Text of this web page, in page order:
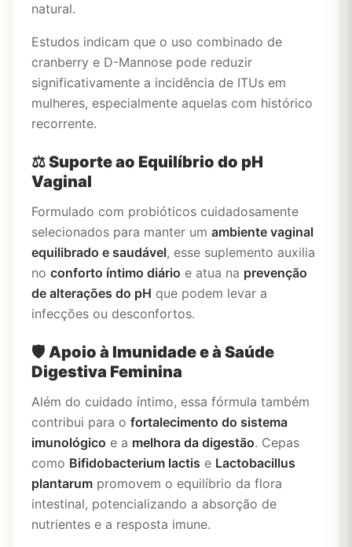
natural.
Estudos indicam que o uso combinado de
cranberry e D-Mannose pode reduzir
significativamente a incidência de ITUs em
mulheres, especialmente aquelas com histórico
recorrente.
⚖️Suporte ao Equilíbrio do pH
Vaginal
Formulado com probióticos cuidadosamente
selecionados para manter um ambiente vaginal
equilibrado e saudável, esse suplemento auxilia
no conforto íntimo diário e atua na prevenção
de alterações do pH que podem levar a
infecções ou desconfortos.
🛡️ Apoio à Imunidade e à Saúde
Digestiva Feminina
Além do cuidado íntimo, essa fórmula também
contribui para o fortalecimento do sistema
imunológico e a melhora da digestão. Cepas
como Bifidobacterium lactis e Lactobacillus
plantarum promovem o equilíbrio da flora
intestinal, potencializando a absorção de
nutrientes e a resposta imune.